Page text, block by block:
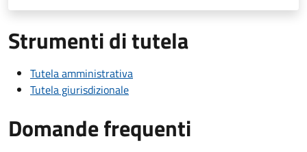
Strumenti di tutela
Tutela amministrativa
Tutela giurisdizionale
Domande frequenti